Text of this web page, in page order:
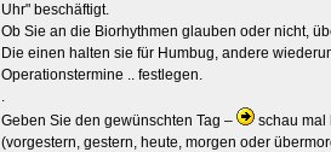
Uhr" beschäftigt.
Ob Sie an die Biorhythmen glauben oder nicht,
Die einen halten sie für Humbug, andere
Operationstermine .. festlegen.
.
Geben Sie den gewünschten Tag –
schau
(vorgestern, gestern, heute, morgen oder